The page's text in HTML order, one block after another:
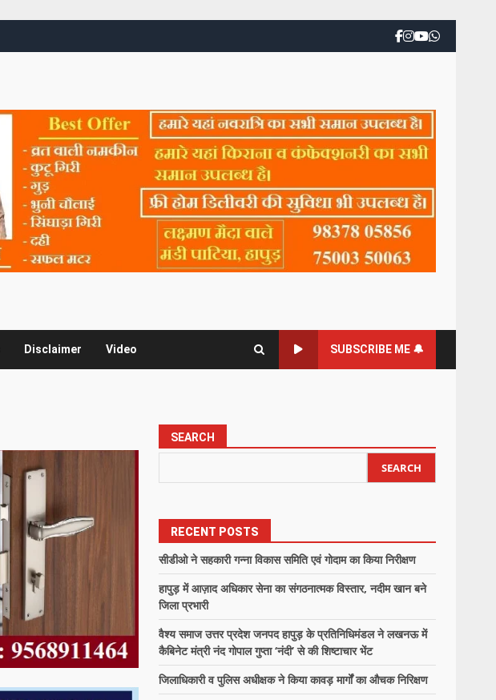
Disclaimer Video SUBSCRIBE ME 🔔
SEARCH
SEARCH
RECENT POSTS
सीडीओ ने सहकारी गन्ना विकास समिति एवं गोदाम का किया निरीक्षण
हापुड़ में आज़ाद अधिकार सेना का संगठनात्मक विस्तार, नदीम खान बने
जिला प्रभारी
वैश्य समाज उत्तर प्रदेश जनपद हापुड़ के प्रतिनिधिमंडल ने लखनऊ में
कैबिनेट मंत्री नंद गोपाल गुप्ता ‘नंदी’ से की शिष्टाचार भेंट
जिलाधिकारी व पुलिस अधीक्षक ने किया कावड़ मार्गों का औचक निरिक्षण